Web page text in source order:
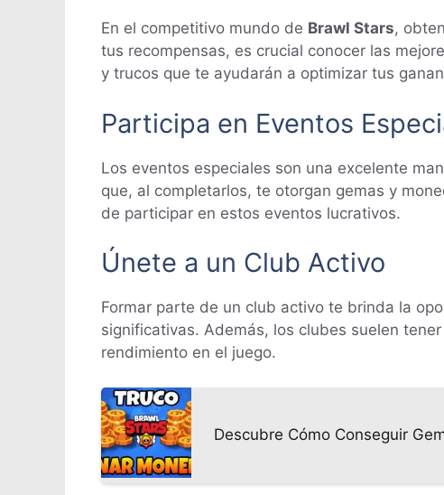
En el competitivo mundo de Brawl Stars,
tus recompensas, es crucial conocer las
y trucos que te ayudarán a optimizar tus
Participa en Eventos
Los eventos especiales son una excelente
que, al completarlos, te otorgan gemas y
de participar en estos eventos lucrativos.
Únete a un Club Activo
Formar parte de un club activo te brinda la
significativas. Además, los clubes suelen
rendimiento en el juego.
Descubre Cómo Conseguir